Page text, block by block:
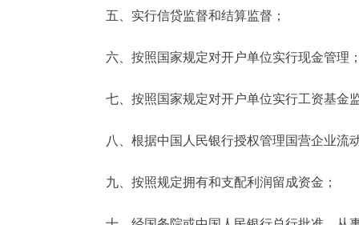
五、实行信贷监督和结算监督；
六、按照国家规定对开户单位实行现金管理
七、按照国家规定对开户单位实行工资基金
八、根据中国人民银行授权管理国营企业流
九、按照规定拥有和支配利润留成资金；